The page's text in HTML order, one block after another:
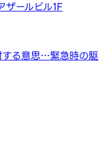
ールビル1F
する意思…緊急時の駆